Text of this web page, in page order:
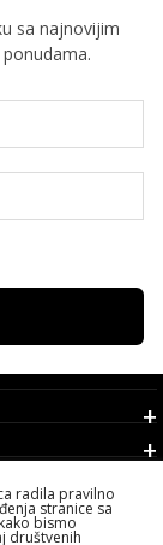
sa najnovijim
radila pravilno
stranice sa
bismo
društvenih